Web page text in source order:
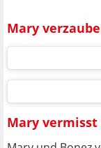
Mary
Mary vermisst